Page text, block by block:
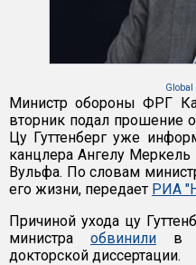
Global
Министр обороны ФРГ
вторник подал прошение
Цу Гуттенберг уже
канцлера Ангелу
Вульфа. По cловам
его жизни, передает РИА
Причиной ухода цу
министра обвинили в
докторской диссертации.